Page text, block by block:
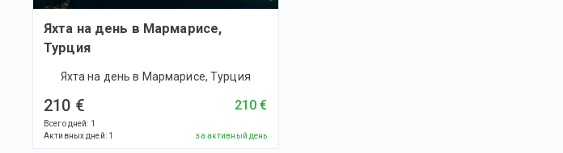
Яхта на день в Мармарисе,
Турция
Яхта на день в Мармарисе, Турция
210 €
Всего дней: 1
Активных дней: 1
210 €
за активный день